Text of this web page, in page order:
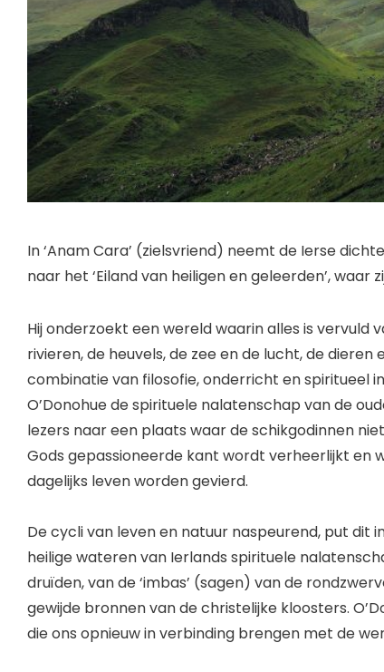
In ‘Anam Cara’ (zielsvriend) neemt de Ierse
naar het ‘Eiland van heiligen en geleerden’, waar
Hij onderzoekt een wereld waarin alles is vervuld
rivieren, de heuvels, de zee en de lucht, de dieren
combinatie van filosofie, onderricht en spiritueel
O’Donohue de spirituele nalatenschap van de
lezers naar een plaats waar de schikgodinnen
Gods gepassioneerde kant wordt verheerlijkt en
dagelijks leven worden gevierd.
De cycli van leven en natuur naspeurend, put dit
heilige wateren van Ierlands spirituele
druïden, van de ‘imbas’ (sagen) van de
gewijde bronnen van de christelijke kloosters.
die ons opnieuw in verbinding brengen met de